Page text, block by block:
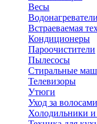
Весы
Водонагреватели
Встраеваемая
Кондиционеры
Пароочистители
Пылесосы
Стиральные
Телевизоры
Утюги
Уход за волосами
Холодильники